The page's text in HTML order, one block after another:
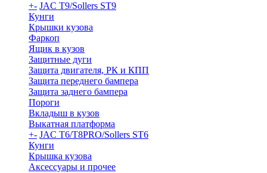
+- JAC T9/Sollers ST9
Кунги
Крышки кузова
Фаркоп
Ящик в кузов
Защитные дуги
Защита двигателя, РК и КПП
Защита переднего бампера
Защита заднего бампера
Пороги
Вкладыш в кузов
Выкатная платформа
+- JAC T6/T8PRO/Sollers ST6
Кунги
Крышка кузова
Аксессуары и прочее